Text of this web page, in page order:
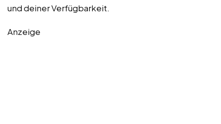
und deiner Verfügbarkeit.
Anzeige